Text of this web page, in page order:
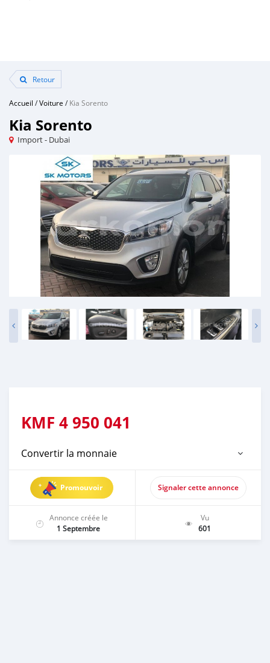
Retour
Accueil /Voiture /Kia Sorento
Kia Sorento
Import - Dubai
KMF 4 950 041
Convertir la monnaie
Promouvoir Signaler cette annonce
Annonce créée le
1 Septembre
Vu
601